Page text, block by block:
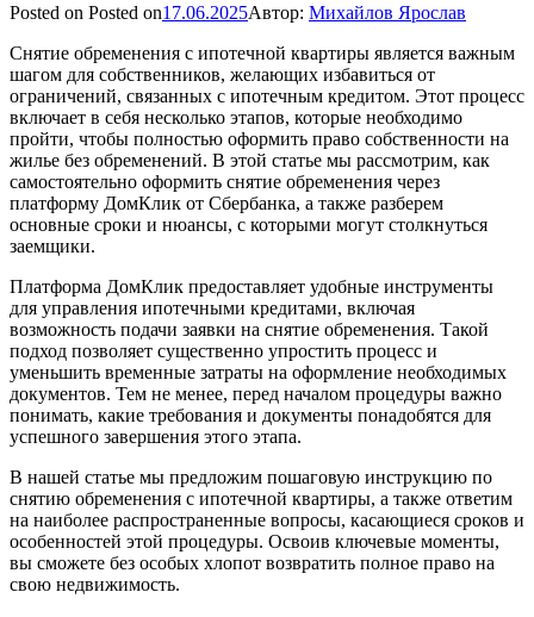
Posted on Posted on17.06.2025Автор: Михайлов Ярослав
Снятие обременения с ипотечной квартиры является важным
шагом для собственников, желающих избавиться от
ограничений, связанных с ипотечным кредитом. Этот процесс
включает в себя несколько этапов, которые необходимо
пройти, чтобы полностью оформить право собственности на
жилье без обременений. В этой статье мы рассмотрим, как
самостоятельно оформить снятие обременения через
платформу ДомКлик от Сбербанка, а также разберем
основные сроки и нюансы, с которыми могут столкнуться
заемщики.
Платформа ДомКлик предоставляет удобные инструменты
для управления ипотечными кредитами, включая
возможность подачи заявки на снятие обременения. Такой
подход позволяет существенно упростить процесс и
уменьшить временные затраты на оформление необходимых
документов. Тем не менее, перед началом процедуры важно
понимать, какие требования и документы понадобятся для
успешного завершения этого этапа.
В нашей статье мы предложим пошаговую инструкцию по
снятию обременения с ипотечной квартиры, а также ответим
на наиболее распространенные вопросы, касающиеся сроков и
особенностей этой процедуры. Освоив ключевые моменты,
вы сможете без особых хлопот возвратить полное право на
свою недвижимость.